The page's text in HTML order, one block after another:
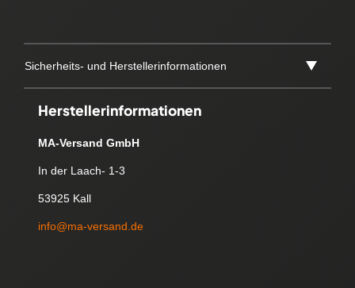
Sicherheits- und Herstellerinformationen
Herstellerinformationen
MA-Versand GmbH
In der Laach- 1-3
53925 Kall
info@ma-versand.de